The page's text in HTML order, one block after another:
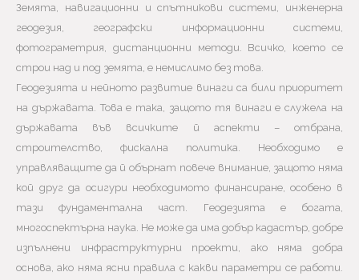
Земята, навигационни и спътникови системи, инженерна
геодезия, географски информационни системи,
фотограметрия, дистанционни методи. Всичко, което се
строи над и под земята, е немислимо без това.
Геодезията и нейното развитие винаги са били приоритет
на държавата. Това е така, защото тя винаги е служела на
държавата във всичките й аспекти – отбрана,
строителство, фискална политика. Необходимо е
управляващите да й обърнат повече внимание, защото няма
кой друг да осигури необходимото финансиране, особено в
тази фундаментална част. Геодезията е богата,
многоспектърна наука. Не може да има добър кадастър, добре
изпълнени инфраструктурни проекти, ако няма добра
основа, ако няма ясни правила с какви параметри се работи.